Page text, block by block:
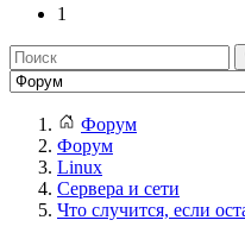
1
Форум
Форум
Linux
Сервера и сети
Что случится, если